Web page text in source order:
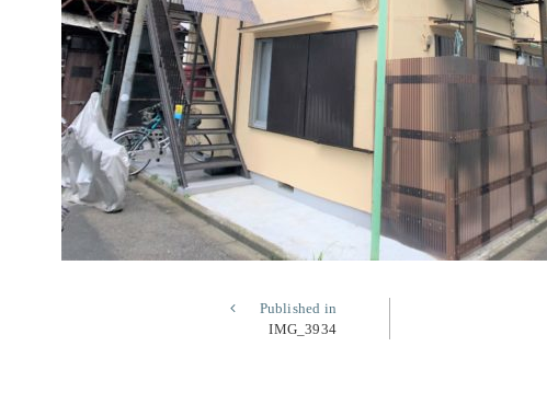
Published in
IMG_3934